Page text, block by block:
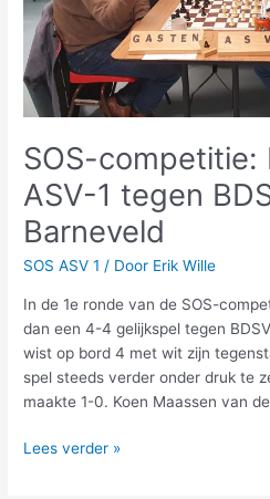
SOS-
ASV-1 tegen
Barneveld
SOS ASV 1 / Door Erik Wille
In de 1e ronde van de SOS-
dan een 4-4 gelijkspel tegen
wist op bord 4 met wit zijn
spel steeds verder onder druk te
maakte 1-0. Koen Maassen van
uit
Barneveld
Lees verder »